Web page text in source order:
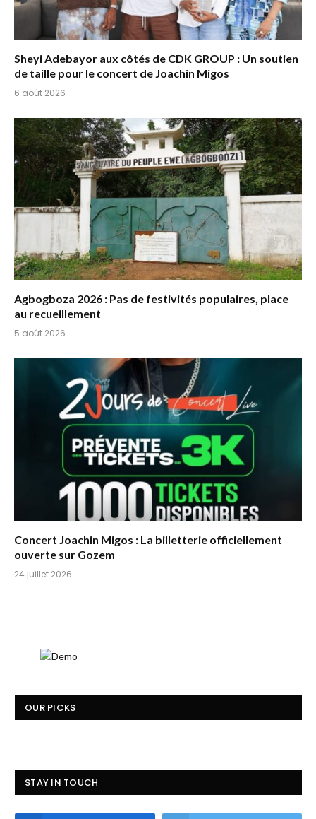
Sheyi Adebayor aux côtés de CDK GROUP : Un soutien
de taille pour le concert de Joachin Migos
6 août 2026
Agbogboza 2026 : Pas de festivités populaires, place
au recueillement
5 août 2026
Concert Joachin Migos : La billetterie officiellement
ouverte sur Gozem
24 juillet 2026
OUR PICKS
STAY IN TOUCH